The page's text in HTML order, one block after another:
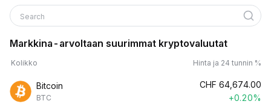
Search
Markkina-arvoltaan suurimmat kryptovaluutat
Kolikko Hinta ja 24 tunnin %
Bitcoin
BTC
CHF 64,674.00
+0.20%